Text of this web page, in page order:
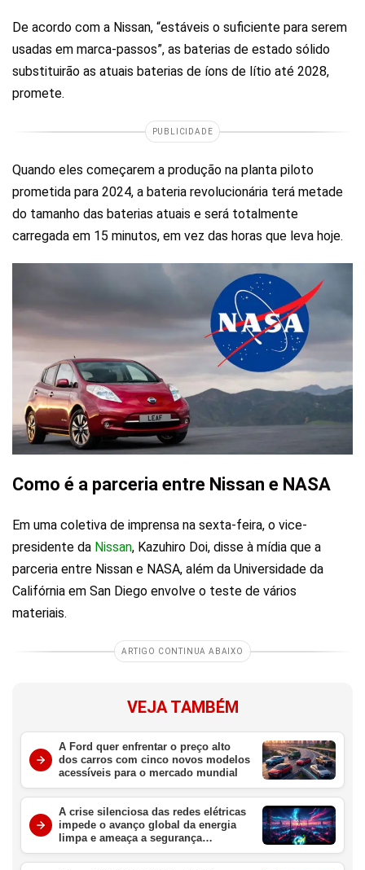
De acordo com a Nissan, “estáveis ​​o suficiente para serem
usadas em marca-passos”, as baterias de estado sólido
substituirão as atuais baterias de íons de lítio até 2028,
promete.
PUBLICIDADE
Quando eles começarem a produção na planta piloto
prometida para 2024, a bateria revolucionária terá metade
do tamanho das baterias atuais e será totalmente
carregada em 15 minutos, em vez das horas que leva hoje.
Como é a parceria entre Nissan e NASA
Em uma coletiva de imprensa na sexta-feira, o vice-
presidente da Nissan, Kazuhiro Doi, disse à mídia que a
parceria entre Nissan e NASA, além da Universidade da
Califórnia em San Diego envolve o teste de vários
materiais.
ARTIGO CONTINUA ABAIXO
VEJA TAMBÉM
A Ford quer enfrentar o preço alto
dos carros com cinco novos modelos
acessíveis para o mercado mundial
A crise silenciosa das redes elétricas
impede o avanço global da energia
limpa e ameaça a segurança
energética